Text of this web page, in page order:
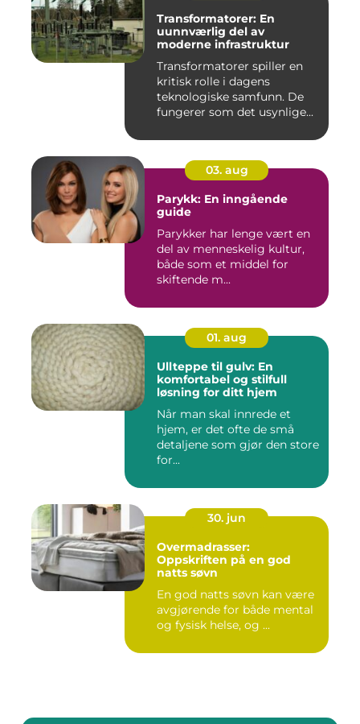
Transformatorer: En
uunnværlig del av
moderne infrastruktur
Transformatorer spiller en
kritisk rolle i dagens
teknologiske samfunn. De
fungerer som det usynlige...
03. aug
Parykk: En inngående
guide
Parykker har lenge vært en
del av menneskelig kultur,
både som et middel for
skiftende m...
01. aug
Ullteppe til gulv: En
komfortabel og stilfull
løsning for ditt hjem
Når man skal innrede et
hjem, er det ofte de små
detaljene som gjør den store
for...
30. jun
Overmadrasser:
Oppskriften på en god
natts søvn
En god natts søvn kan være
avgjørende for både mental
og fysisk helse, og ...